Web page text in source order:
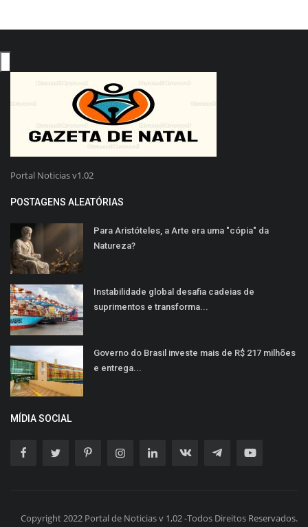
Portal Noticias v1.02
POSTAGENS ALEATÓRIAS
Para Aristóteles, a Arte era uma "cópia" da
Natureza?
Instabilidade global desafia cadeias de
suprimentos e transforma...
Governo do Brasil investe mais de R$ 217 milhões
e entrega...
MÍDIA SOCIAL
Copyright 2022 Portal de Noticias v 1,02 -Todos Direitos Reservados.